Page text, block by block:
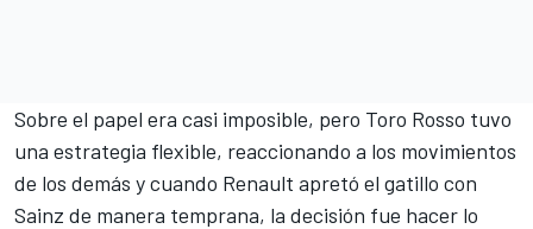
Sobre el papel era casi imposible, pero Toro Rosso tuvo
una estrategia flexible, reaccionando a los movimientos
de los demás y cuando Renault apretó el gatillo con
Sainz de manera temprana, la decisión fue hacer lo